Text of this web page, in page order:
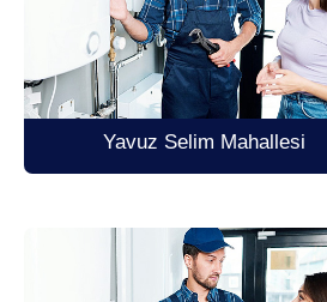
Yavuz Selim Mahallesi